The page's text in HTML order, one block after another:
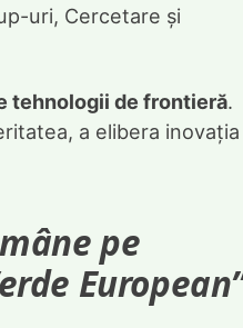
uri, Cercetare și
tehnologii de frontieră.
a elibera inovația
pe